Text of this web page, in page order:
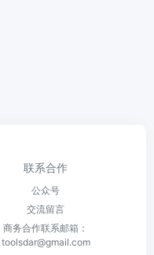
联系合作
公众号
交流留言
商务合作联系邮箱：
toolsdar@gmail.com